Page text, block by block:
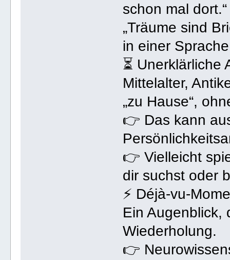
schon mal dort.“
„Träume sind
in einer
⏳
Mittelalter,
„zu Hause“,
👉 Das kann
👉 Vielleicht
dir suchst oder
⚡ Déjà-vu-
Ein Augenblick,
Wiederholung.
👉